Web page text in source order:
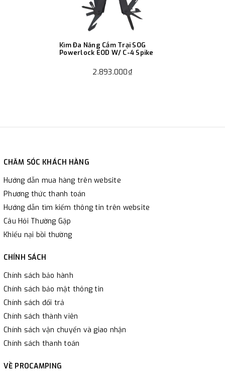
Kìm Đa Năng Cắm Trại SOG
Powerlock EOD W/ C-4 Spike
2.893.000₫
CHĂM SÓC KHÁCH HÀNG
Hướng dẫn mua hàng trên website
Phương thức thanh toán
Hướng dẫn tìm kiếm thông tin trên website
Câu Hỏi Thường Gặp
Khiếu nại bồi thường
CHÍNH SÁCH
Chính sách bảo hành
Chính sách bảo mật thông tin
Chính sách đổi trả
Chính sách thành viên
Chính sách vận chuyển và giao nhận
Chính sách thanh toán
VỀ PROCAMPING